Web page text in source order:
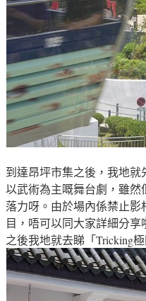
到達昂坪市集之後，我地
以武術為主嘅舞台劇，雖
落力呀。由於場內係禁止
目，唔可以同大家詳細分享
之後我地就去睇「Tricking